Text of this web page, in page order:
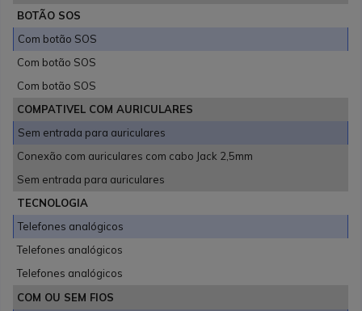
BOTÃO SOS
Com botão SOS
Com botão SOS
Com botão SOS
COMPATIVEL COM AURICULARES
Sem entrada para auriculares
Conexão com auriculares com cabo Jack 2,5mm
Sem entrada para auriculares
TECNOLOGIA
Telefones analógicos
Telefones analógicos
Telefones analógicos
COM OU SEM FIOS